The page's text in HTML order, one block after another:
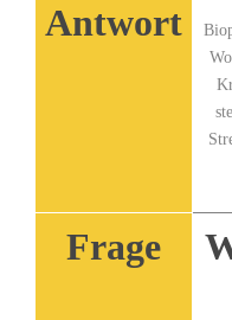
Antwort
Frage